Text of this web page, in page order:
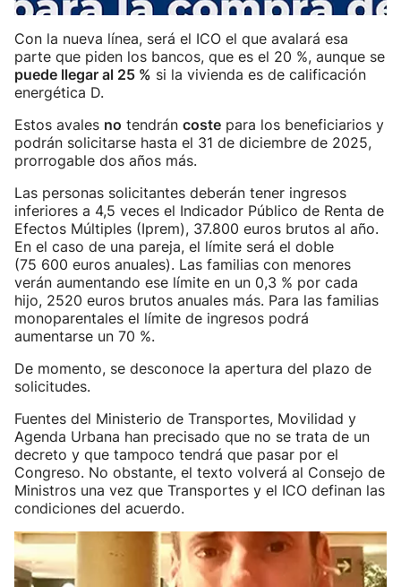
Con la nueva línea, será el ICO el que avalará esa
parte que piden los bancos, que es el 20 %, aunque se
puede llegar al 25 % si la vivienda es de calificación
energética D.
Estos avales no tendrán coste para los beneficiarios y
podrán solicitarse hasta el 31 de diciembre de 2025,
prorrogable dos años más.
Las personas solicitantes deberán tener ingresos
inferiores a 4,5 veces el Indicador Público de Renta de
Efectos Múltiples (Iprem), 37.800 euros brutos al año.
En el caso de una pareja, el límite será el doble
(75 600 euros anuales). Las familias con menores
verán aumentando ese límite en un 0,3 % por cada
hijo, 2520 euros brutos anuales más. Para las familias
monoparentales el límite de ingresos podrá
aumentarse un 70 %.
De momento, se desconoce la apertura del plazo de
solicitudes.
Fuentes del Ministerio de Transportes, Movilidad y
Agenda Urbana han precisado que no se trata de un
decreto y que tampoco tendrá que pasar por el
Congreso. No obstante, el texto volverá al Consejo de
Ministros una vez que Transportes y el ICO definan las
condiciones del acuerdo.